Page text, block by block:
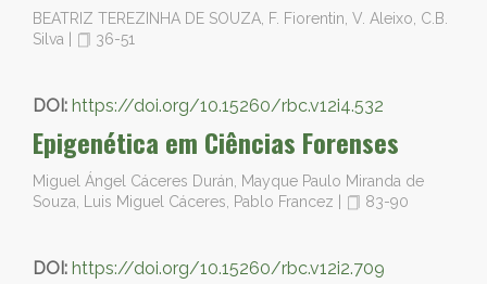
BEATRIZ TEREZINHA DE SOUZA, F. Fiorentin, V. Aleixo, C.B.
Silva
36-51
DOI: https://doi.org/10.15260/rbc.v12i4.532
Epigenética em Ciências Forenses
Miguel Ángel Cáceres Durán, Mayque Paulo Miranda de
Souza, Luis Miguel Cáceres, Pablo Francez
83-90
DOI: https://doi.org/10.15260/rbc.v12i2.709